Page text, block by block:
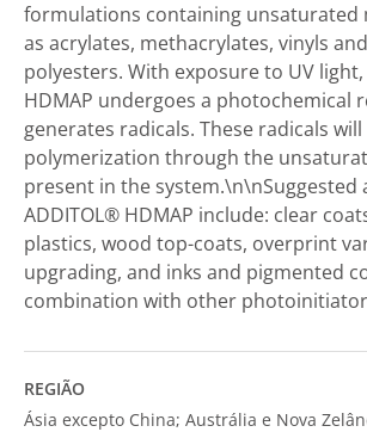
formulations containing unsaturated
as acrylates, methacrylates, vinyls
polyesters. With exposure to UV light,
HDMAP undergoes a photochemical
generates radicals. These radicals
polymerization through the
present in the system.\n\nSuggested
ADDITOL® HDMAP include: clear
plastics, wood top-coats, overprint
upgrading, and inks and pigmented
combination with other
REGIÃO
Ásia excepto China; Austrália e Nova